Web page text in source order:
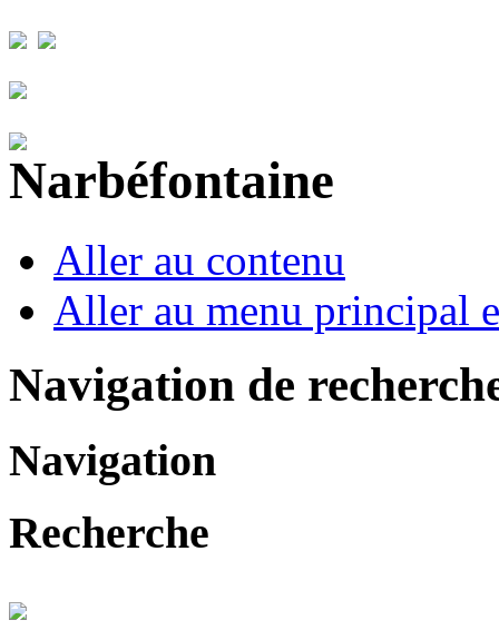
Aller au contenu
Aller au menu principal
Navigation de
Navigation
Recherche